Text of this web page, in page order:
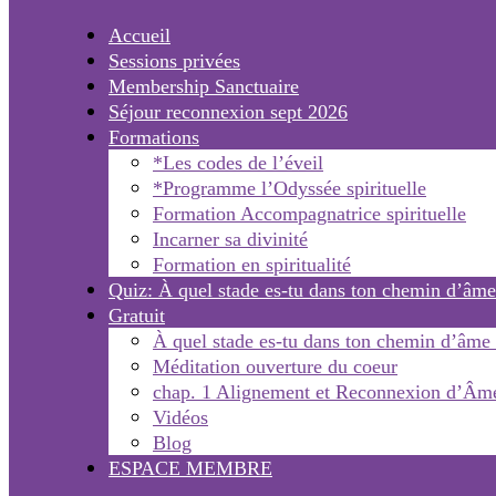
Accueil
Sessions privées
Membership Sanctuaire
Séjour reconnexion sept 2026
Formations
*Les codes de l’éveil
*Programme l’Odyssée spirituelle
Formation Accompagnatrice spirituelle
Incarner sa divinité
Formation en spiritualité
Quiz: À quel stade es-tu dans ton chemin
Gratuit
À quel stade es-tu dans ton chemin d’âme
Méditation ouverture du coeur
chap. 1 Alignement et Reconnexion
Vidéos
Blog
ESPACE MEMBRE